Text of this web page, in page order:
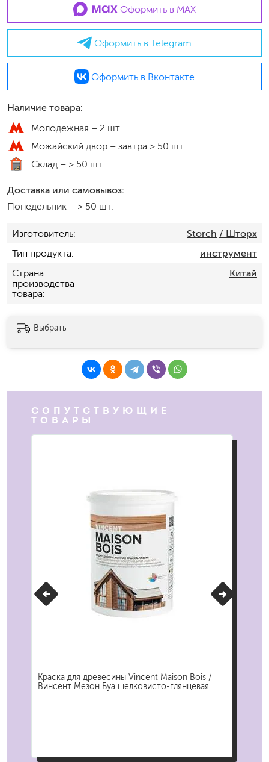
Оформить в MAX
Оформить в Telegram
Оформить в Вконтакте
Наличие товара:
Молодежная – 2 шт.
Можайский двор – завтра > 50 шт.
Склад – > 50 шт.
Доставка или самовывоз:
Понедельник – > 50 шт.
Изготовитель Storch / Шторх
Тип продукта
инструмент
Страна
производства
товара
Китай
Выбрать
СОПУТСТВУЮЩИЕ
ТОВАРЫ
Краска для древесины Vincent Maison Bois /
Винсент Мезон Буа шелковисто-глянцевая